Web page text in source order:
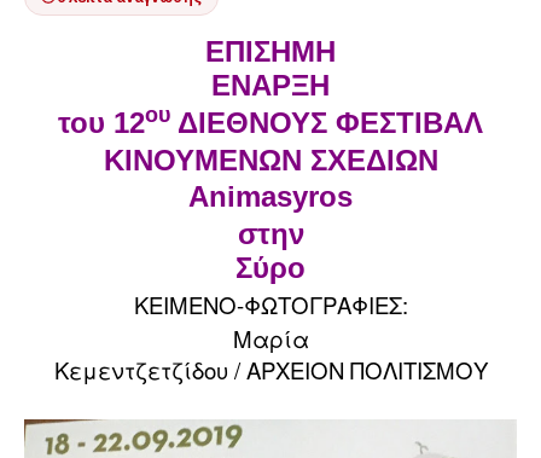
ΕΠΙΣΗΜΗ
ΕΝΑΡΞΗ
του 12ου ΔΙΕΘΝΟΥΣ ΦΕΣΤΙΒΑΛ
ΚΙΝΟΥΜΕΝΩΝ ΣΧΕΔΙΩΝ
Animasyros
στην
Σύρο
ΚΕΙΜΕΝΟ-ΦΩΤΟΓΡΑΦΙΕΣ:
Μαρία
Κεμεντζετζίδου / ΑΡΧΕΙΟΝ ΠΟΛΙΤΙΣΜΟΥ